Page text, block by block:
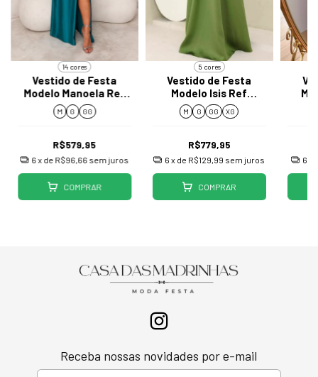
14 cores
Vestido de Festa
Modelo Manoela Ref
J063
M G GG
R$579,95
6x de R$96,66 sem juros
COMPRAR
5 cores
Vestido de Festa
Modelo Isis Ref
O25048
M G GG XG
R$779,95
6 x de R$129,99 sem juros
COMPRAR
6
Receba nossas novidades por e-mail